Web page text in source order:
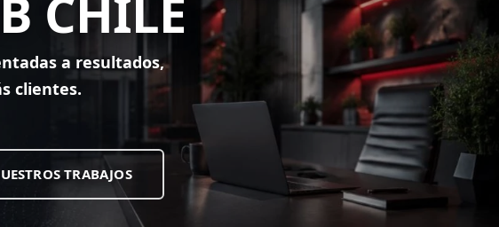
a resultados,
clientes.
TRABAJOS